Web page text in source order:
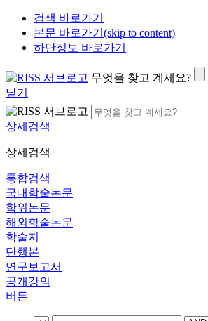
검색 바로가기
본문 바로가기(skip to content)
하단정보 바로가기
무엇을 찾고 계세요?
닫기
상세검색
상세검색
통합검색
국내학술논문
학위논문
해외학술논문
학술지
단행본
연구보고서
공개강의
버튼